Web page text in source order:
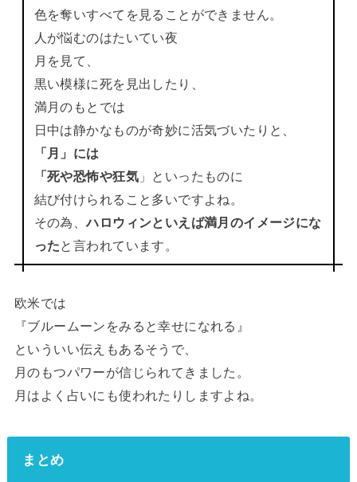
色を奪いすべてを見ることができません。
人が悩むのはたいてい夜
月を見て、
黒い模様に死を見出したり、
満月のもとでは
日中は静かなものが奇妙に活気づいたりと、
「月」には
「死や恐怖や狂気」といったものに
結び付けられること多いですよね。
その為、ハロウィンといえば満月のイメージにな
ったと言われています。
欧米では
『ブルームーンをみると幸せになれる』
といういい伝えもあるそうで、
月のもつパワーが信じられてきました。
月はよく占いにも使われたりしますよね。
まとめ